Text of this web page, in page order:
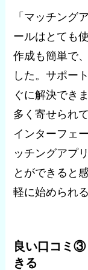
「マッチング
ールはとても
作成も簡単で
した。サポー
ぐに解決でき
多く寄せられ
インターフェ
ッチングアプ
とができると
軽に始められ
良い口コミ③
きる